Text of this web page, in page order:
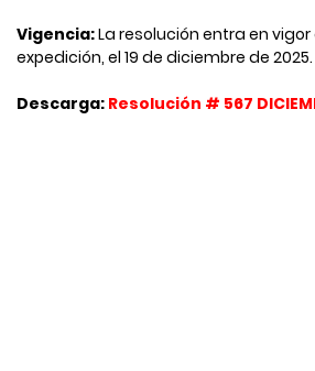
Vigencia:La resolución entra en
expedición, el 19 de diciembre de 2025. ​
Descarga: Resolución # 567